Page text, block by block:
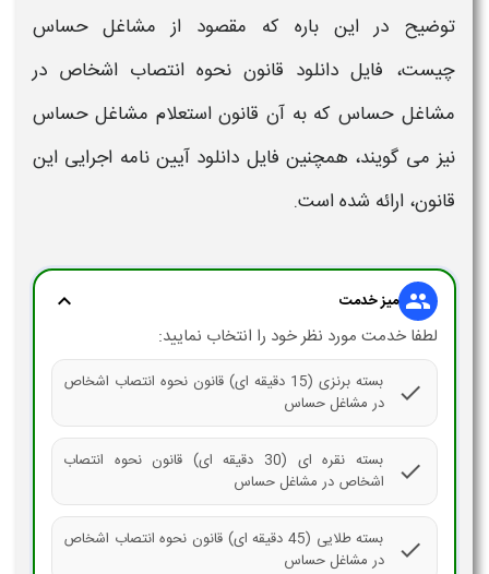
توضیح در این باره که مقصود از مشاغل حساس
چیست، فایل دانلود قانون نحوه انتصاب اشخاص در
مشاغل حساس که به آن قانون استعلام مشاغل حساس
نیز می گویند، همچنین فایل دانلود آیین نامه اجرایی این
قانون، ارائه شده است.
group میز خدمت expand_more
لطفا خدمت مورد نظر خود را انتخاب نمایید:
check
بسته برنزی (15 دقیقه ای) قانون نحوه انتصاب اشخاص
در مشاغل حساس
check
بسته نقره ای (30 دقیقه ای) قانون نحوه انتصاب
اشخاص در مشاغل حساس
check
بسته طلایی (45 دقیقه ای) قانون نحوه انتصاب اشخاص
در مشاغل حساس